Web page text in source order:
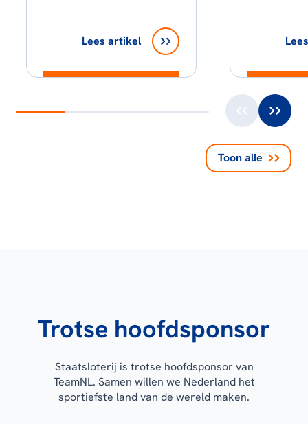
Lees artikel
Toon alle
Trotse hoofdsponsor
Staatsloterij is trotse hoofdsponsor van
TeamNL. Samen willen we Nederland het
sportiefste land van de wereld maken.